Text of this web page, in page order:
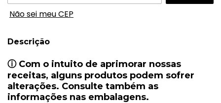
Não sei meu CEP
Descrição
ⓘCom o intuito de aprimorar nossas
receitas, alguns produtos podem sofrer
alterações. Consulte também as
informações nas embalagens.